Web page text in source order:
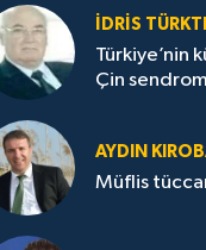
İDRİS
Türkiye’nin
Çin
AYDIN
Müflis